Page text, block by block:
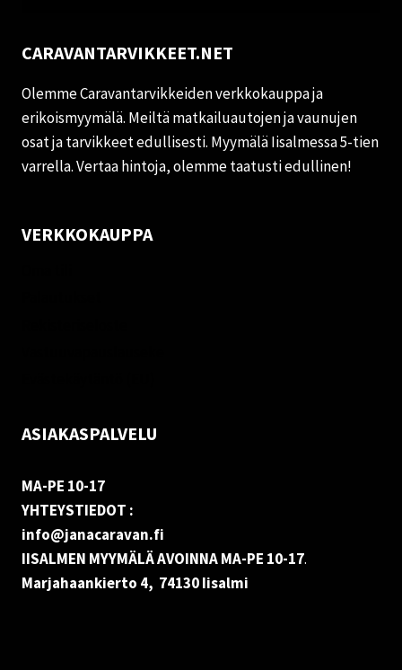
CARAVANTARVIKKEET.NET
Olemme Caravantarvikkeiden verkkokauppa ja
erikoismyymälä. Meiltä matkailuautojen ja vaunujen
osat ja tarvikkeet edullisesti. Myymälä Iisalmessa 5-tien
varrella. Vertaa hintoja, olemme taatusti edullinen!
VERKKOKAUPPA
ASIAKASPALVELU
MA-PE 10-17
YHTEYSTIEDOT :
info@janacaravan.fi
IISALMEN MYYMÄLÄ AVOINNA MA-PE 10-17.
Marjahaankierto 4, 74130 Iisalmi